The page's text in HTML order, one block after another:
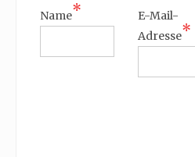
Name*
E-Mail-
Adresse*